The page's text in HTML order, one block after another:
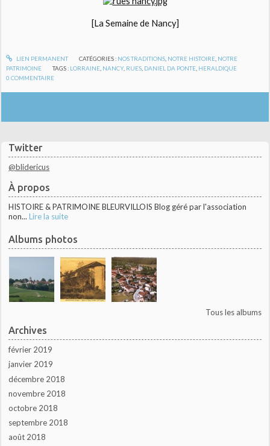
Twitter
@blidericus
À propos
HISTOIRE & PATRIMOINE BLEURVILLOIS Blog géré par l'association
non... Lire la suite
Albums photos
Tous les albums
Archives
février 2019
janvier 2019
décembre 2018
novembre 2018
octobre 2018
septembre 2018
août 2018
[La Semaine de Nancy]
LIEN PERMANENT CATÉGORIES : NOS TRADITIONS, NOTRE HISTOIRE, NOTRE
PATRIMOINE
TAGS : LORRAINE NANCY, RUES DANIEL DA PONTE HERALDIQUE
0 COMMENTAIRE